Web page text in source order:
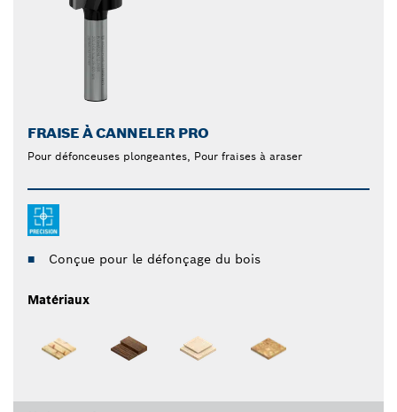
FRAISE À CANNELER PRO
Pour défonceuses plongeantes, Pour fraises à araser
Conçue pour le défonçage du bois
Matériaux